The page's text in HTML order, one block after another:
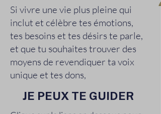
Si vivre une vie plus pleine qui
inclut et célèbre tes émotions,
tes besoins et tes désirs te parle,
et que tu souhaites trouver des
moyens de revendiquer ta voix
unique et tes dons,
JE PEUX TE GUIDER